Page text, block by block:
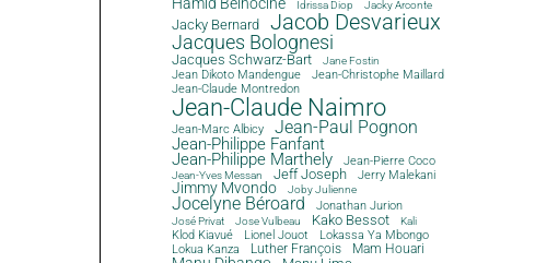
Idrissa Diop Jacky Arconte
Jacky Bernard Jacob Desvarieux
Jacques Bolognesi
Jacques Schwarz-Bart Jane Fostin
Jean Dikoto Mandengue
Jean-Christophe Maillard
Jean-Claude Montredon
Jean-Claude Naimro
Jean-Marc Albicy Jean-Paul Pognon
Jean-Philippe Fanfant
Jean-Philippe Marthely Jean-Pierre Coco
Jean-Yves Messan Jeff Joseph Jerry Malekani
Jimmy Mvondo Joby Julienne
Jocelyne Béroard Jonathan Jurion
José Privat Jose Vulbeau Kako Bessot Kali
Klod Kiavué Lionel Jouot
Lokassa Ya Mbongo
Lokua Kanza
Luther François Mam Houari